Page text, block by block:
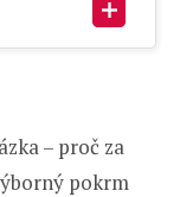
– proč za
pokrm